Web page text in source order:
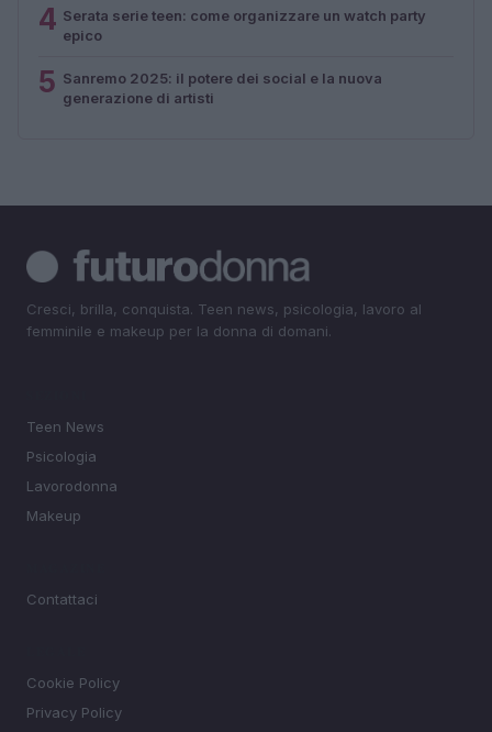
4 Serata serie teen: come organizzare un watch party
epico
5 Sanremo 2025: il potere dei social e la nuova
generazione di artisti
Cresci, brilla, conquista. Teen news, psicologia, lavoro al
femminile e makeup per la donna di domani.
Teen News
Psicologia
Lavorodonna
Makeup
Contattaci
Cookie Policy
Privacy Policy